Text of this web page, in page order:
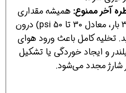
آخر ممنوع: همیشه مقداری
فشار (حداقل 2 تا 3 بار، معادل 30 تا 50 psi) درون
تخلیه کامل باعث ورود هوای
و ایجاد خوردگی یا تشکیل
شارژ مجدد می‌شود.